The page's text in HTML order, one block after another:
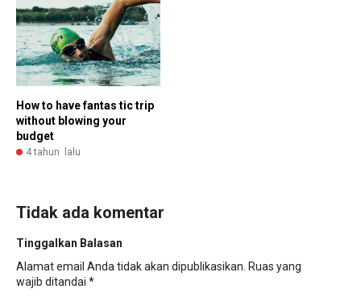
How to have fantas tic trip
without blowing your
budget
4 tahun lalu
Tidak ada komentar
Tinggalkan Balasan
Alamat email Anda tidak akan dipublikasikan. Ruas yang
wajib ditandai *